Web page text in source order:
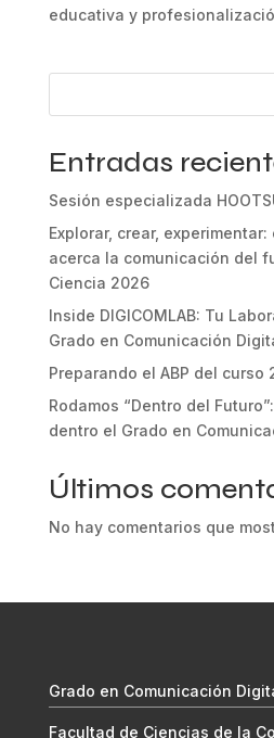
educativa y
Entradas
Sesión especializada
Explorar, crear, experimentar:
acerca la comunicación del
Ciencia 2026
Inside DIGICOMLAB: Tu
Grado en Comunicación
Preparando el ABP del curso
Rodamos “Dentro del
dentro el Grado en
Últimos
No hay comentarios que
Grado en Comunicación
Facultad de Ciencias de la